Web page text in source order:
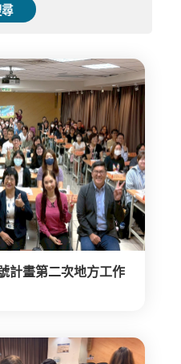
計畫第二次地方工作